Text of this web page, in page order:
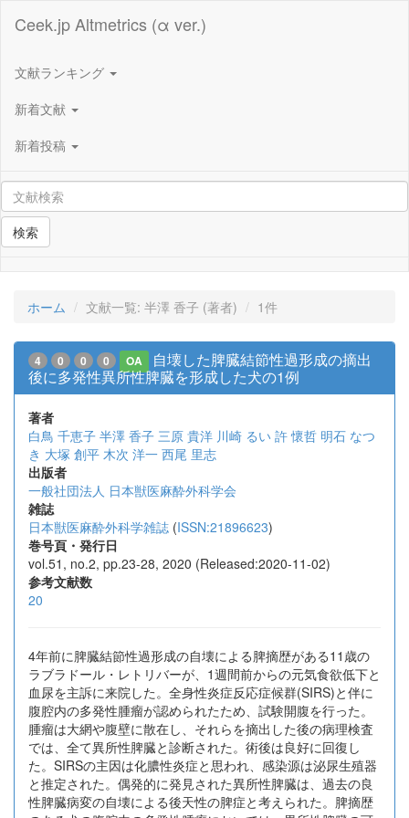
Ceek.jp Altmetrics (α ver.)
文献ランキング
新着文献
新着投稿
検索
ホーム 文献一覧: 半澤 香子 (著者) 1件
4 0 0 0 OA
自壊した脾臓結節性過形成の摘出
後に多発性異所性脾臓を形成した犬の1例
著者
白鳥 千恵子 半澤 香子 三原 貴洋 川崎 るい 許 懷哲 明石 なつ
き 大塚 創平 木次 洋一 西尾 里志
出版者
一般社団法人 日本獣医麻酔外科学会
雑誌
日本獣医麻酔外科学雑誌 (ISSN:21896623)
巻号頁・発行日
vol.51, no.2, pp.23-28, 2020 (Released:2020-11-02)
参考文献数
20
4年前に脾臓結節性過形成の自壊による脾摘歴がある11歳の
ラブラドール・レトリバーが、1週間前からの元気食欲低下と
血尿を主訴に来院した。全身性炎症反応症候群(SIRS)と伴に
腹腔内の多発性腫瘤が認められたため、試験開腹を行った。
腫瘤は大網や腹壁に散在し、それらを摘出した後の病理検査
では、全て異所性脾臓と診断された。術後は良好に回復し
た。SIRSの主因は化膿性炎症と思われ、感染源は泌尿生殖器
と推定された。偶発的に発見された異所性脾臓は、過去の良
性脾臓病変の自壊による後天性の脾症と考えられた。脾摘歴